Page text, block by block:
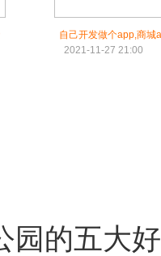
自己开发做个app,商城
2021-11-27 21:00
园的五大